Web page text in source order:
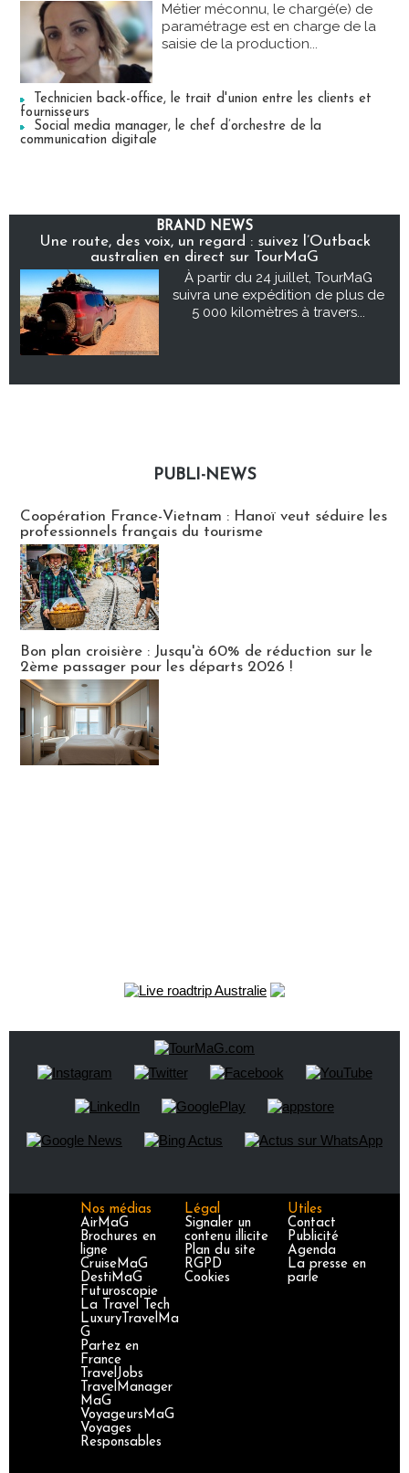
Métier méconnu, le chargé(e) de
paramétrage est en charge de la
saisie de la production...
Technicien back-office, le trait d'union entre les clients et
fournisseurs
Social media manager, le chef d’orchestre de la
communication digitale
BRAND NEWS
Une route, des voix, un regard : suivez l’Outback
australien en direct sur TourMaG
À partir du 24 juillet, TourMaG
suivra une expédition de plus de
5 000 kilomètres à travers...
PUBLI-NEWS
Coopération France-Vietnam : Hanoï veut séduire les
professionnels français du tourisme
Bon plan croisière : Jusqu'à 60% de réduction sur le
2ème passager pour les départs 2026 !
Nos médias
AirMaG
Brochures en
ligne
CruiseMaG
DestiMaG
Futuroscopie
La Travel Tech
LuxuryTravelMa
G
Partez en
France
TravelJobs
TravelManager
MaG
VoyageursMaG
Voyages
Responsables
Légal
Signaler un
contenu illicite
Plan du site
RGPD
Cookies
Utiles
Contact
Publicité
Agenda
La presse en
parle